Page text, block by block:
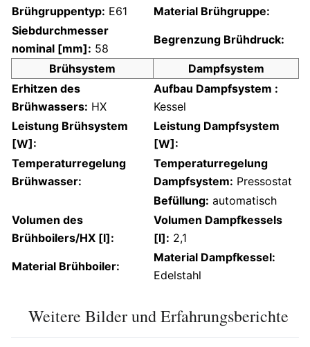
Brühgruppentyp: E61
Material Brühgruppe:
Siebdurchmesser
nominal [mm]: 58
Begrenzung Brühdruck:
Brühsystem
Dampfsystem
Erhitzen des
Brühwassers: HX
Aufbau Dampfsystem :
Kessel
Leistung Brühsystem
[W]:
Leistung Dampfsystem
[W]:
Temperaturregelung
Brühwasser:
Temperaturregelung
Dampfsystem: Pressostat
Befüllung: automatisch
Volumen des
Brühboilers/HX [l]:
Volumen Dampfkessels
[l]: 2,1
Material Brühboiler:
Material Dampfkessel:
Edelstahl
Weitere Bilder und Erfahrungsberichte